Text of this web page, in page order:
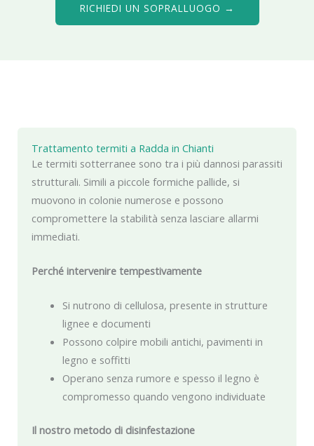
RICHIEDI UN SOPRALLUOGO →
Trattamento termiti a Radda in Chianti
Le termiti sotterranee sono tra i più dannosi parassiti
strutturali. Simili a piccole formiche pallide, si
muovono in colonie numerose e possono
compromettere la stabilità senza lasciare allarmi
immediati.
Perché intervenire tempestivamente
Si nutrono di cellulosa, presente in strutture
lignee e documenti
Possono colpire mobili antichi, pavimenti in
legno e soffitti
Operano senza rumore e spesso il legno è
compromesso quando vengono individuate
Il nostro metodo di disinfestazione